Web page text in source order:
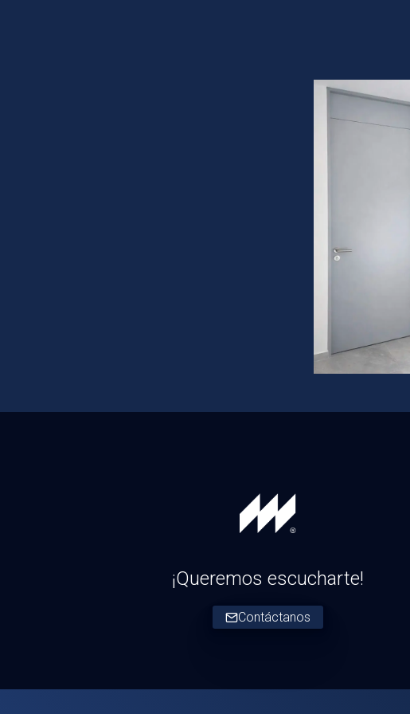
¡Queremos escucharte!
Contáctanos